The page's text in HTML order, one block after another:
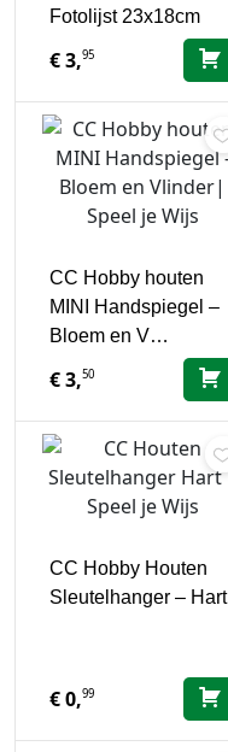
Fotolijst 23x18cm
€3,95
CC Hobby houten
MINI Handspiegel –
Bloem en V…
€3,50
CC Hobby Houten
Sleutelhanger – Hart
€0,99